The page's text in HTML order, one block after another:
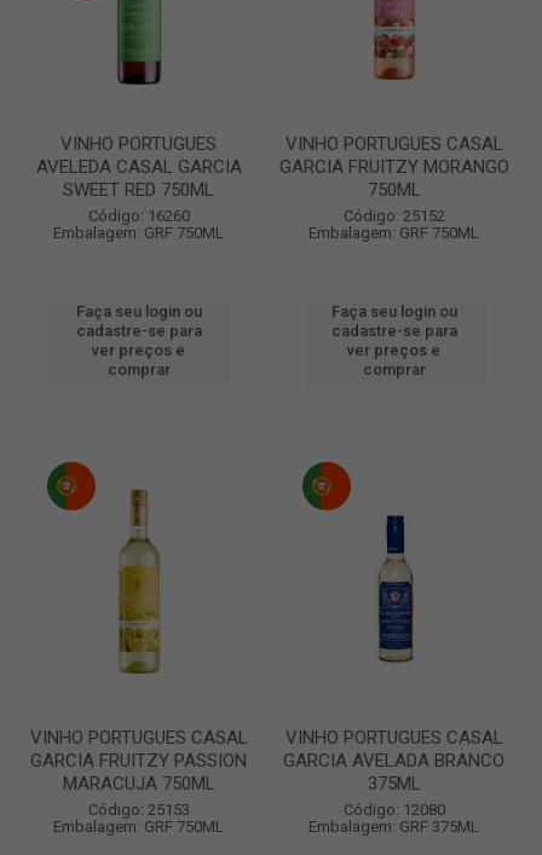
VINHO PORTUGUES
AVELEDA CASAL GARCIA
SWEET RED 750ML
Código: 16260
Embalagem: GRF 750ML
Faça seu login ou
cadastre-se para
ver preços e
comprar
VINHO PORTUGUES CASAL
GARCIA FRUITZY MORANGO
750ML
Código: 25152
Embalagem: GRF 750ML
Faça seu login ou
cadastre-se para
ver preços e
comprar
VINHO PORTUGUES CASAL
GARCIA FRUITZY PASSION
MARACUJA 750ML
Código: 25153
Embalagem: GRF 750ML
VINHO PORTUGUES CASAL
GARCIA AVELADA BRANCO
375ML
Código: 12080
Embalagem: GRF 375ML